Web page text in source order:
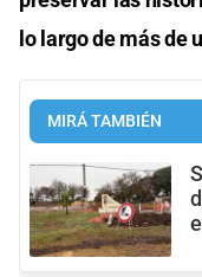
lo largo de más de
MIRÁ TAMBIÉN